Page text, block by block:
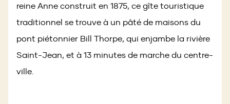
reine Anne construit en 1875, ce gîte touristique
traditionnel se trouve à un pâté de maisons du
pont piétonnier Bill Thorpe, qui enjambe la rivière
Saint-Jean, et à 13 minutes de marche du centre-
ville.